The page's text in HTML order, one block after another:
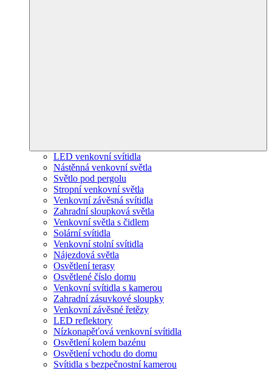
LED venkovní svítidla
Nástěnná venkovní světla
Světlo pod pergolu
Stropní venkovní světla
Venkovní závěsná svítidla
Zahradní sloupková světla
Venkovní světla s čidlem
Solární svítidla
Venkovní stolní svítidla
Nájezdová světla
Osvětlení terasy
Osvětlené číslo domu
Venkovní svítidla s kamerou
Zahradní zásuvkové sloupky
Venkovní závěsné řetězy
LED reflektory
Nízkonapěťová venkovní svítidla
Osvětlení kolem bazénu
Osvětlení vchodu do domu
Svítidla s bezpečnostní kamerou